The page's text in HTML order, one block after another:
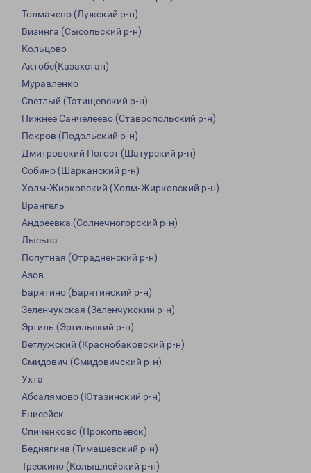
Толмачево (Лужский р-н)
Визинга (Сысольский р-н)
Кольцово
Актобе(Казахстан)
Муравленко
Светлый (Татищевский р-н)
Нижнее Санчелеево (Ставропольский р-н)
Покров (Подольский р-н)
Дмитровский Погост (Шатурский р-н)
Собино (Шарканский р-н)
Холм-Жирковский (Холм-Жирковский р-н)
Врангель
Андреевка (Солнечногорский р-н)
Лысьва
Попутная (Отрадненский р-н)
Азов
Барятино (Барятинский р-н)
Зеленчукская (Зеленчукский р-н)
Эртиль (Эртильский р-н)
Ветлужский (Краснобаковский р-н)
Смидович (Смидовичский р-н)
Ухта
Абсалямово (Ютазинский р-н)
Енисейск
Спиченково (Прокопьевск)
Беднягина (Тимашевский р-н)
Трескино (Колышлейский р-н)